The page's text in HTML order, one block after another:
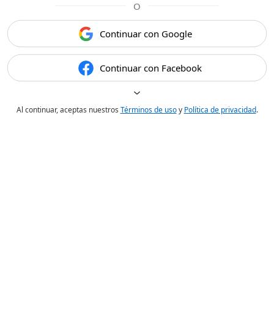
O
Continuar con Google
Continuar con Facebook
Al continuar, aceptas nuestros Términos de usoy Política de privacidad.